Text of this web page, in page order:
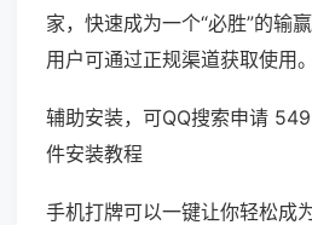
家，快速成为一个“必胜”的输
用户可通过正规渠道获取使用。
辅助安装，可QQ搜索申请
件安装教程
手机打牌可以一键让你轻松成